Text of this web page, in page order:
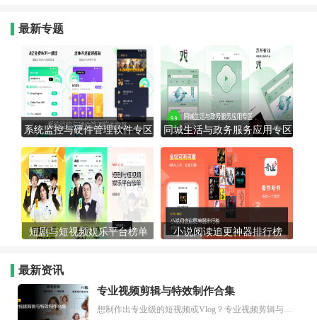
最新专题
系统监控与硬件管理软件专区 同城生活与政务服务应用专区
短剧与短视频娱乐平台榜单 小说阅读追更神器排行榜
最新资讯
专业视频剪辑与特效制作合集